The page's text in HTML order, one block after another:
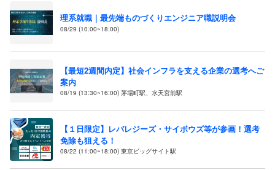
理系就職｜最先端ものづくりエンジニア職説明会
08/29 (10:00~18:00)
【最短2週間内定】社会インフラを支える企業の選考へご
案内
08/19 (13:30~16:00) 茅場町駅、水天宮前駅
【１日限定】レバレジーズ・サイボウズ等が参画！選考
免除も狙える！
08/22 (11:00~18:00) 東京ビッグサイト駅